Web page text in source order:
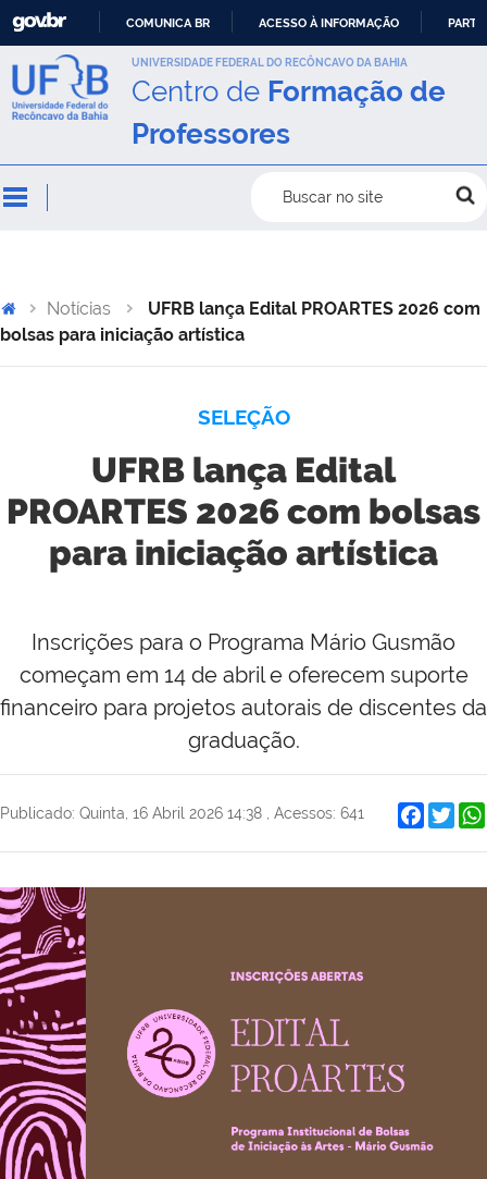
IR
PARA
CONTEÚDO
COMUNICA BR ACESSO À INFORMAÇÃO
UNIVERSIDADE FEDERAL DO RECÔNCAVO DA BAHIA
Centro de Formação de
Professores
Buscar no site
Notícias
UFRB lança Edital PROARTES 2026 com
bolsas para iniciação artística
SELEÇÃO
UFRB lança Edital
PROARTES 2026 com bolsas
para iniciação artística
Inscrições para o Programa Mário Gusmão
começam em 14 de abril e oferecem suporte
financeiro para projetos autorais de discentes da
graduação.
Publicado: Quinta, 16 Abril 2026 14:38 Acessos: 641